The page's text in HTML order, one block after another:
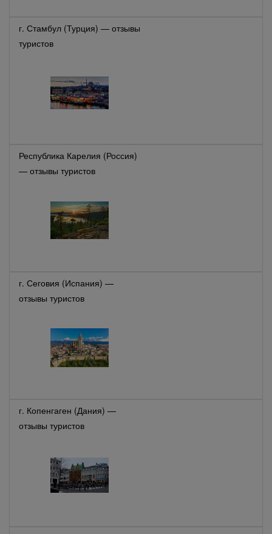
г. Стамбул (Турция) — отзывы
туристов
Республика Карелия (Россия)
— отзывы туристов
г. Сеговия (Испания) —
отзывы туристов
г. Копенгаген (Дания) —
отзывы туристов